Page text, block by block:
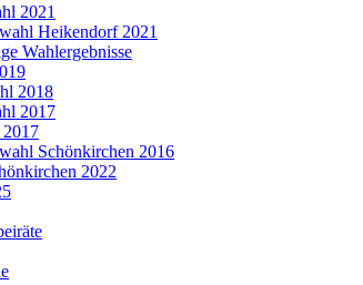
2021
Heikendorf 2021
Wahlergebnisse
2018
2017
Schönkirchen 2016
2022